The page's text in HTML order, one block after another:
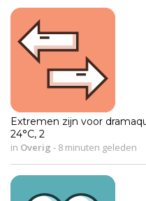
Extremen zijn voor
24°C, 2
in Overig - 8 minuten geleden